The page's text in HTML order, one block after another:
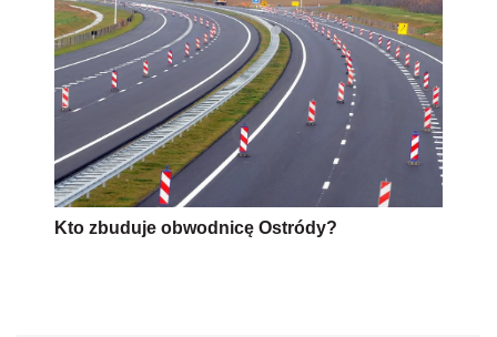
Kto zbuduje obwodnicę Ostródy?